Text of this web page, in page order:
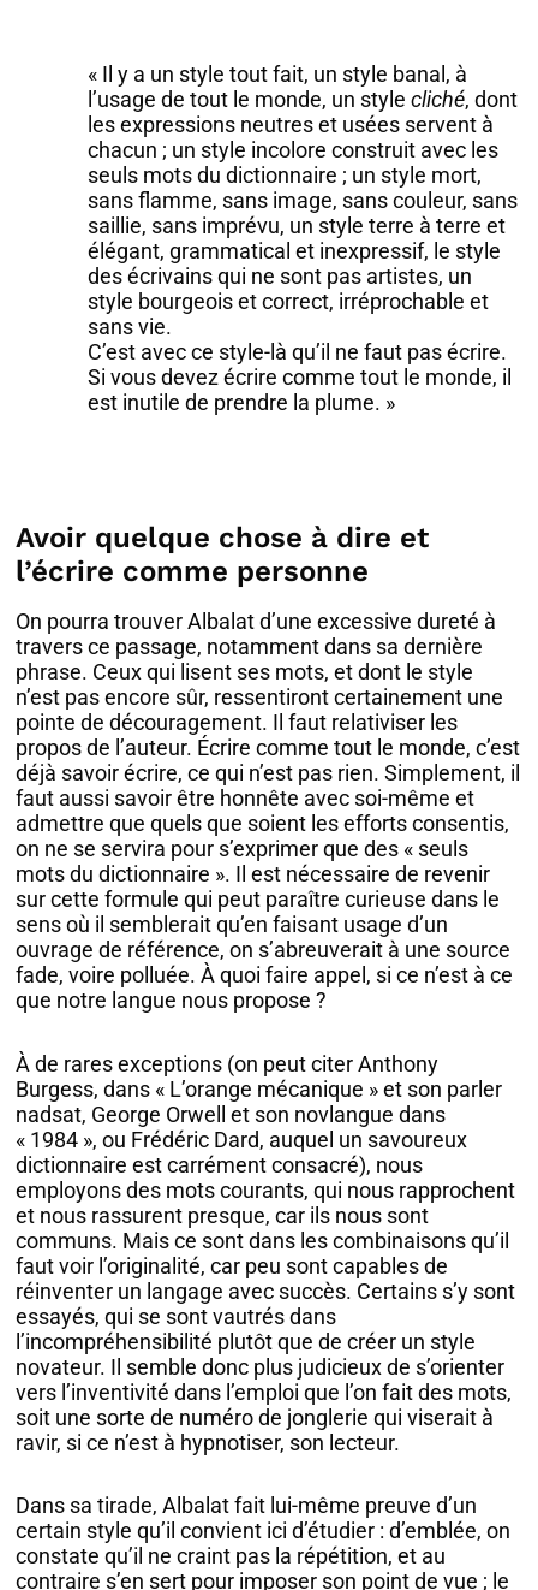
« Il y a un style tout fait, un style banal, à
l’usage de tout le monde, un stylecliché, dont
les expressions neutres et usées servent à
chacun ; un style incolore construit avec les
seuls mots du dictionnaire ; un style mort,
sans flamme, sans image, sans couleur, sans
saillie, sans imprévu, un style terre à terre et
élégant, grammatical et inexpressif, le style
des écrivains qui ne sont pas artistes, un
style bourgeois et correct, irréprochable et
sans vie.
C’est avec ce style-là qu’il ne faut pas écrire.
Si vous devez écrire comme tout le monde, il
est inutile de prendre la plume. »
Avoir quelque chose à dire et
l’écrire comme personne
On pourra trouver Albalat d’une excessive dureté à
travers ce passage, notamment dans sa dernière
phrase. Ceux qui lisent ses mots, et dont le style
n’est pas encore sûr, ressentiront certainement une
pointe de découragement. Il faut relativiser les
propos de l’auteur. Écrire comme tout le monde, c’est
déjà savoir écrire, ce qui n’est pas rien. Simplement, il
faut aussi savoir être honnête avec soi-même et
admettre que quels que soient les efforts consentis,
on ne se servira pour s’exprimer que des « seuls
mots du dictionnaire ». Il est nécessaire de revenir
sur cette formule qui peut paraître curieuse dans le
sens où il semblerait qu’en faisant usage d’un
ouvrage de référence, on s’abreuverait à une source
fade, voire polluée. À quoi faire appel, si ce n’est à ce
que notre langue nous propose ?
À de rares exceptions (on peut citer Anthony
Burgess, dans « L’orange mécanique » et son parler
nadsat, George Orwell et son novlangue dans
« 1984 », ou Frédéric Dard, auquel un savoureux
dictionnaire est carrément consacré), nous
employons des mots courants, qui nous rapprochent
et nous rassurent presque, car ils nous sont
communs. Mais ce sont dans les combinaisons qu’il
faut voir l’originalité, car peu sont capables de
réinventer un langage avec succès. Certains s’y sont
essayés, qui se sont vautrés dans
l’incompréhensibilité plutôt que de créer un style
novateur. Il semble donc plus judicieux de s’orienter
vers l’inventivité dans l’emploi que l’on fait des mots,
soit une sorte de numéro de jonglerie qui viserait à
ravir, si ce n’est à hypnotiser, son lecteur.
Dans sa tirade, Albalat fait lui-même preuve d’un
certain style qu’il convient ici d’étudier : d’emblée, on
constate qu’il ne craint pas la répétition, et au
contraire s’en sert pour imposer son point de vue ; le